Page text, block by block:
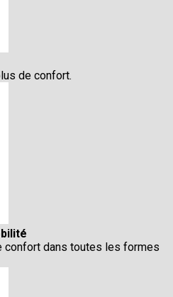
de confort.
confort dans toutes les formes